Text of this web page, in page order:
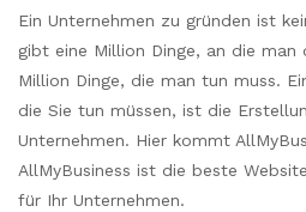
Ein Unternehmen zu gründen ist
gibt eine Million Dinge, an die man
Million Dinge, die man tun muss.
die Sie tun müssen, ist die
Unternehmen. Hier kommt
AllMyBusiness ist die beste
für Ihr Unternehmen.